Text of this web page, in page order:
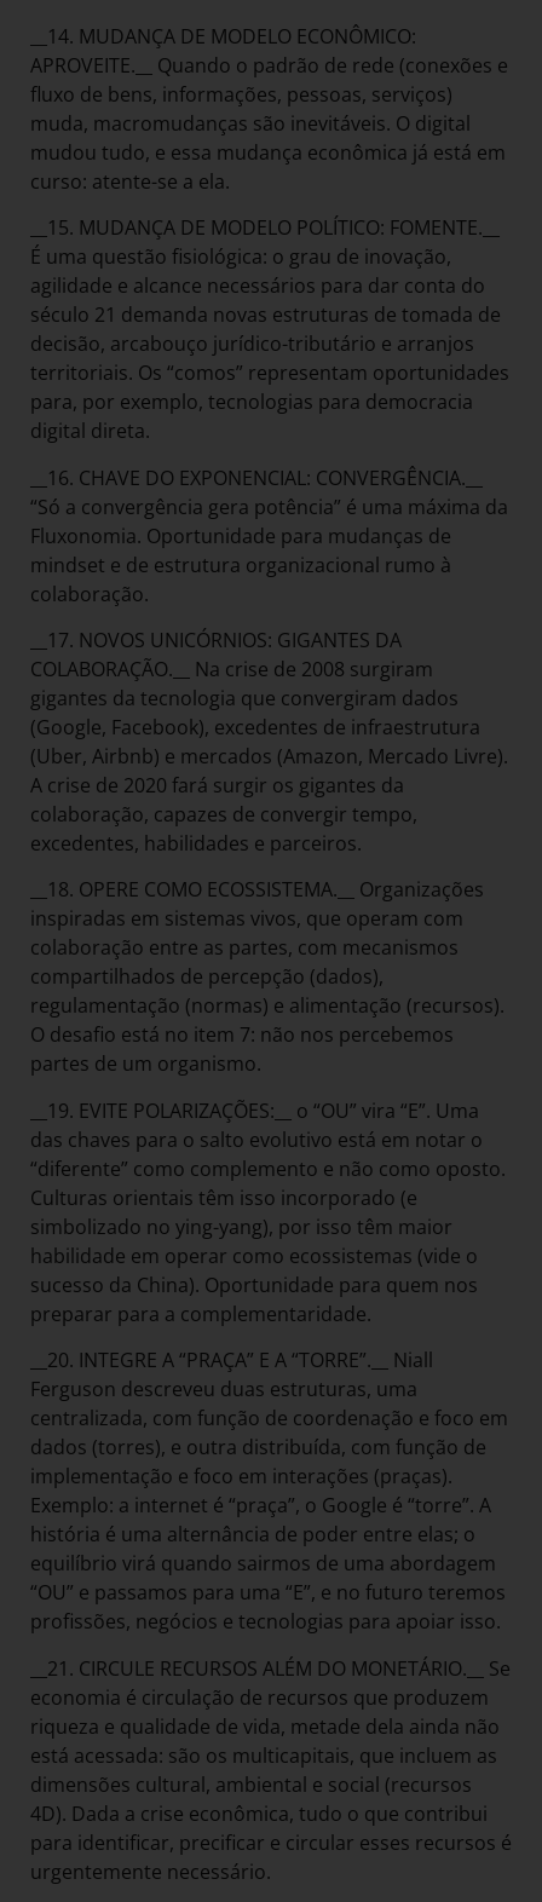
__14. MUDANÇA DE MODELO ECONÔMICO:
APROVEITE.__ Quando o padrão de rede (conexões e
fluxo de bens, informações, pessoas, serviços)
muda, macromudanças são inevitáveis. O digital
mudou tudo, e essa mudança econômica já está em
curso: atente-se a ela.
__15. MUDANÇA DE MODELO POLÍTICO: FOMENTE.__
É uma questão fisiológica: o grau de inovação,
agilidade e alcance necessários para dar conta do
século 21 demanda novas estruturas de tomada de
decisão, arcabouço jurídico-tributário e arranjos
territoriais. Os “comos” representam oportunidades
para, por exemplo, tecnologias para democracia
digital direta.
__16. CHAVE DO EXPONENCIAL: CONVERGÊNCIA.__
“Só a convergência gera potência” é uma máxima da
Fluxonomia. Oportunidade para mudanças de
mindset e de estrutura organizacional rumo à
colaboração.
__17. NOVOS UNICÓRNIOS: GIGANTES DA
COLABORAÇÃO.__ Na crise de 2008 surgiram
gigantes da tecnologia que convergiram dados
(Google, Facebook), excedentes de infraestrutura
(Uber, Airbnb) e mercados (Amazon, Mercado Livre).
A crise de 2020 fará surgir os gigantes da
colaboração, capazes de convergir tempo,
excedentes, habilidades e parceiros.
__18. OPERE COMO ECOSSISTEMA.__ Organizações
inspiradas em sistemas vivos, que operam com
colaboração entre as partes, com mecanismos
compartilhados de percepção (dados),
regulamentação (normas) e alimentação (recursos).
O desafio está no item 7: não nos percebemos
partes de um organismo.
__19. EVITE POLARIZAÇÕES:__ o “OU” vira “E”. Uma
das chaves para o salto evolutivo está em notar o
“diferente” como complemento e não como oposto.
Culturas orientais têm isso incorporado (e
simbolizado no ying-yang), por isso têm maior
habilidade em operar como ecossistemas (vide o
sucesso da China). Oportunidade para quem nos
preparar para a complementaridade.
__20. INTEGRE A “PRAÇA” E A “TORRE”.__ Niall
Ferguson descreveu duas estruturas, uma
centralizada, com função de coordenação e foco em
dados (torres), e outra distribuída, com função de
implementação e foco em interações (praças).
Exemplo: a internet é “praça”, o Google é “torre”. A
história é uma alternância de poder entre elas; o
equilíbrio virá quando sairmos de uma abordagem
“OU” e passamos para uma “E”, e no futuro teremos
profissões, negócios e tecnologias para apoiar isso.
__21. CIRCULE RECURSOS ALÉM DO MONETÁRIO.__ Se
economia é circulação de recursos que produzem
riqueza e qualidade de vida, metade dela ainda não
está acessada: são os multicapitais, que incluem as
dimensões cultural, ambiental e social (recursos
4D). Dada a crise econômica, tudo o que contribui
para identificar, precificar e circular esses recursos é
urgentemente necessário.